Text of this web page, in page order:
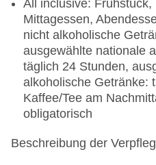
All inclusive:
Mittagessen,
nicht alkoholische
ausgewählte nationale
täglich 24 Stunden,
alkoholische Getränke:
Kaffee/Tee am
obligatorisch
Beschreibung der